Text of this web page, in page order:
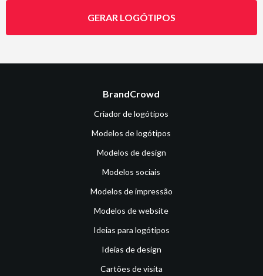
GERAR LOGÓTIPOS
BrandCrowd
Criador de logótipos
Modelos de logótipos
Modelos de design
Modelos sociais
Modelos de impressão
Modelos de website
Ideias para logótipos
Ideias de design
Cartões de visita